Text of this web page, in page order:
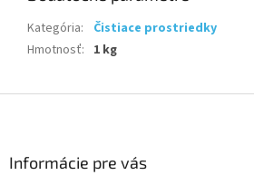
Kategória:
Čistiace prostriedky
Hmotnosť: 1 kg
Informácie pre vás